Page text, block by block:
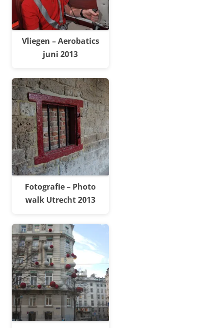
Vliegen – Aerobatics
juni 2013
Fotografie – Photo
walk Utrecht 2013